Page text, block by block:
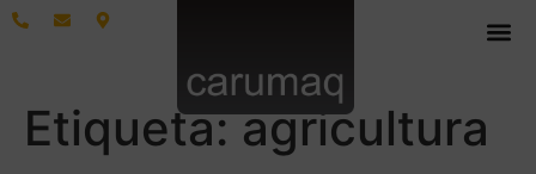
Etiqueta:agricultura